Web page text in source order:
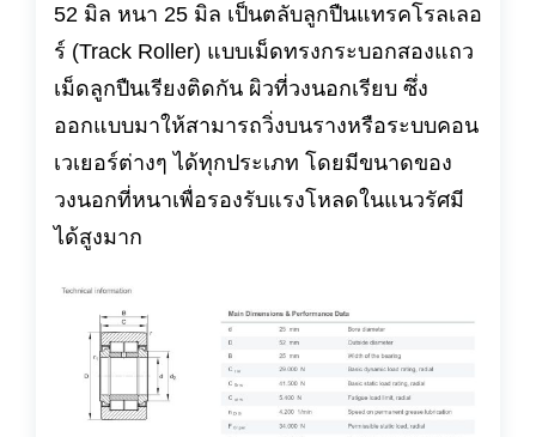
52 มิล หนา 25 มิล เป็นตลับลูกปืนแทรคโรลเลอ
ร์ (Track Roller) แบบเม็ดทรงกระบอกสองแถว
เม็ดลูกปืนเรียงติดกัน ผิวที่วงนอกเรียบ ซึ่ง
ออกแบบมาให้สามารถวิ่งบนรางหรือระบบคอน
เวเยอร์ต่างๆ ได้ทุกประเภท โดยมีขนาดของ
วงนอกที่หนาเพื่อรองรับแรงโหลดในแนวรัศมี
ได้สูงมาก